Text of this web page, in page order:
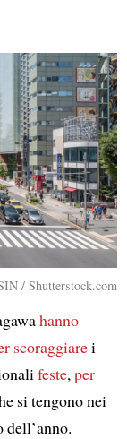
/ Shutterstock.com
hanno
scoraggiarei
feste, per
si tengono nei